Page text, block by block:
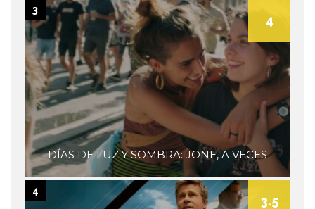
DÍAS DE LUZ Y SOMBRA: JONE, A VECES
4
3
3.5
4